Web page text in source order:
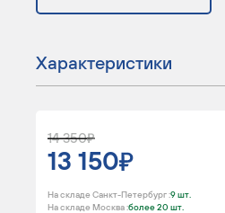
Характеристики
14 350
13 150
На складе Санкт-Петербург :9 шт.
На складе Москва :более 20 шт.